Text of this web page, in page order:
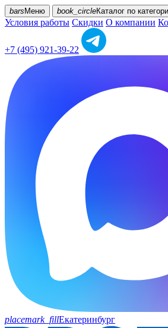
bars Меню book_circleКаталог по
Условия работы Скидки О компании
+7 (495) 921-39-22
placemark_fillЕкатеринбург